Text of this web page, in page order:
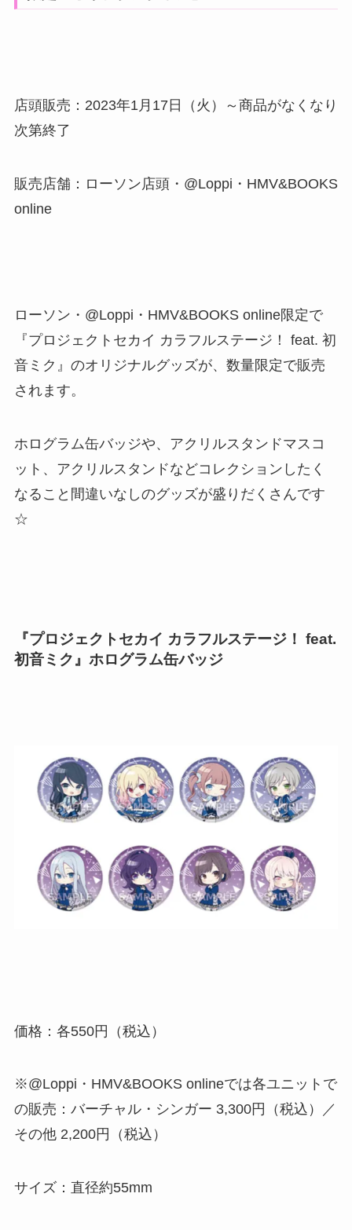
店頭販売：2023年1月17日（火）～商品がなくなり
次第終了
販売店舗：ローソン店頭・@Loppi・HMV&BOOKS
online
ローソン・@Loppi・HMV&BOOKS online限定で
『プロジェクトセカイ カラフルステージ！ feat. 初
音ミク』のオリジナルグッズが、数量限定で販売
されます。
ホログラム缶バッジや、アクリルスタンドマスコ
ット、アクリルスタンドなどコレクションしたく
なること間違いなしのグッズが盛りだくさんです
☆
『プロジェクトセカイ カラフルステージ！ feat.
初音ミク』ホログラム缶バッジ
価格：各550円（税込）
※@Loppi・HMV&BOOKS onlineでは各ユニットで
の販売：バーチャル・シンガー 3,300円（税込）／
その他 2,200円（税込）
サイズ：直径約55mm